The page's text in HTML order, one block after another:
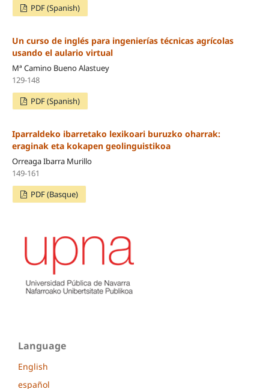
PDF (Spanish)
Un curso de inglés para ingenierías técnicas agrícolas
usando el aulario virtual
Mª Camino Bueno Alastuey
129-148
PDF (Spanish)
Iparraldeko ibarretako lexikoari buruzko oharrak:
eraginak eta kokapen geolinguistikoa
Orreaga Ibarra Murillo
149-161
PDF (Basque)
Language
English
español